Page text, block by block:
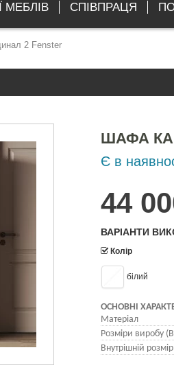
МЕБЛІВ СПІВПРАЦЯ
2 Fenster
ШАФА
Є в
44
ВАРІАНТИ
Колір
білий
ОСНОВНІ
Матеріал
Розміри виробу
Внутрішній